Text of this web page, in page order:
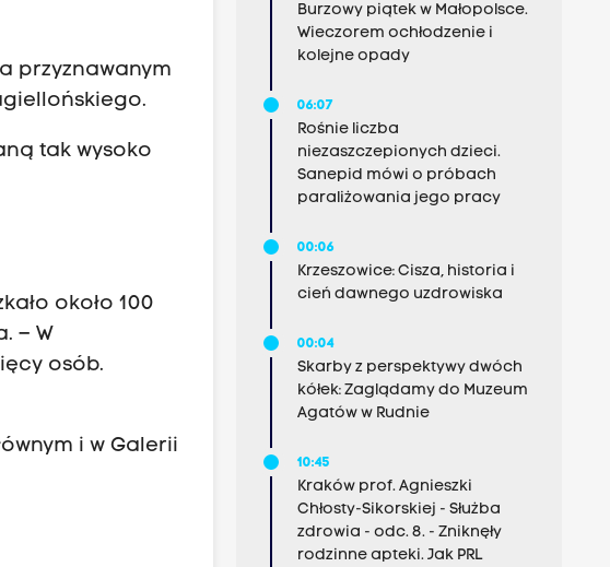
przyznawanym
tak wysoko
około 100
– W
osób.
i w Galerii
Burzowy piątek w Małopolsce.
Wieczorem ochłodzenie i
kolejne opady
06:07
Rośnie liczba
niezaszczepionych dzieci.
Sanepid mówi o próbach
paraliżowania jego pracy
00:06
Krzeszowice: Cisza, historia i
cień dawnego uzdrowiska
00:04
Skarby z perspektywy dwóch
kółek: Zaglądamy do Muzeum
Agatów w Rudnie
10:45
Kraków prof. Agnieszki
Chłosty-Sikorskiej - Służba
zdrowia - odc. 8. - Zniknęły
rodzinne apteki. Jak PRL